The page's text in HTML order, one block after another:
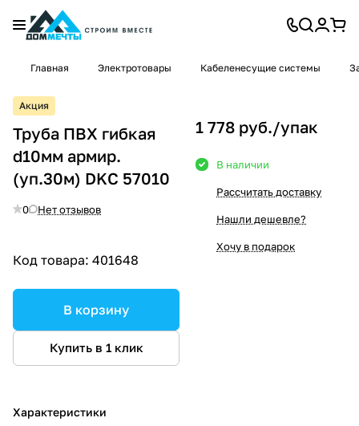
Главная Электротовары Кабеленесущие системы
Акция
Труба ПВХ гибкая
d10мм армир.
(уп.30м) DKC 57010
0 Нет отзывов
Код товара: 401648
В корзину
Купить в 1 клик
Характеристики
1 778 руб./упак
В наличии
Рассчитать доставку
Нашли дешевле?
Хочу в подарок